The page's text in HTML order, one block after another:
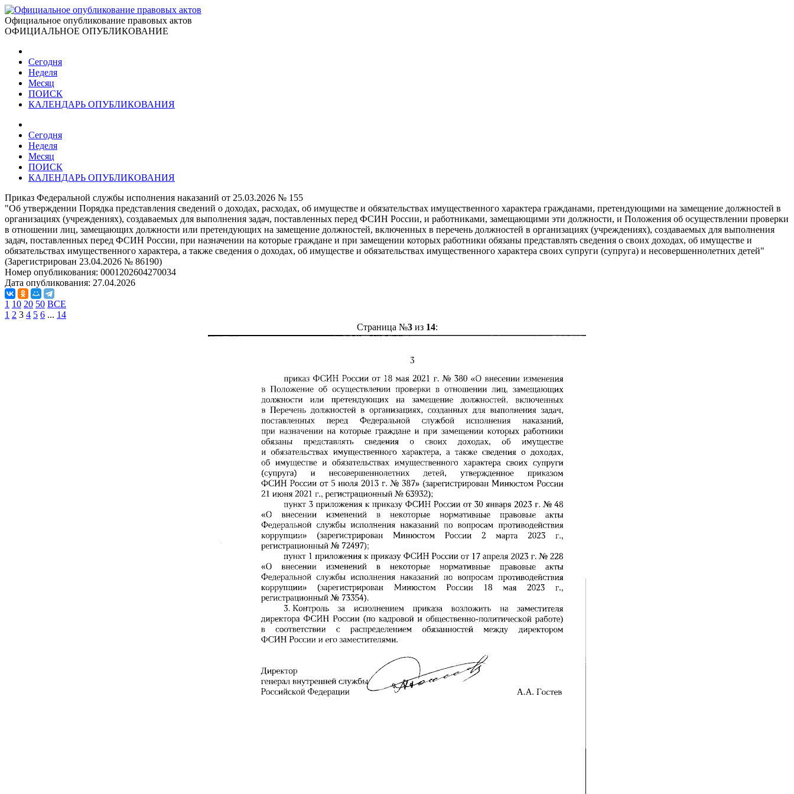
Официальное опубликование правовых актов
ОФИЦИАЛЬНОЕ ОПУБЛИКОВАНИЕ
Сегодня
Неделя
Месяц
ПОИСК
КАЛЕНДАРЬ ОПУБЛИКОВАНИЯ
Сегодня
Неделя
Месяц
ПОИСК
КАЛЕНДАРЬ ОПУБЛИКОВАНИЯ
Приказ Федеральной службы исполнения наказаний от 25.03.2026 № 155
"Об утверждении Порядка представления сведений о доходах, расходах, об имуществе и обязательствах имущественного характера гражданами, претендующими на замещение должностей в
организациях (учреждениях), создаваемых для выполнения задач, поставленных перед ФСИН России, и работниками, замещающими эти должности, и Положения об осуществлении проверки
в отношении лиц, замещающих должности или претендующих на замещение должностей, включенных в перечень должностей в организациях (учреждениях), создаваемых для выполнения
задач, поставленных перед ФСИН России, при назначении на которые граждане и при замещении которых работники обязаны представлять сведения о своих доходах, об имуществе и
обязательствах имущественного характера, а также сведения о доходах, об имуществе и обязательствах имущественного характера своих супруги (супруга) и несовершеннолетних детей"
(Зарегистрирован 23.04.2026 № 86190)
Номер опубликования: 0001202604270034
Дата опубликования: 27.04.2026
1 10 20 50 ВСЕ
1 2 3 4 5 6 ... 14
Страница №3из 14: